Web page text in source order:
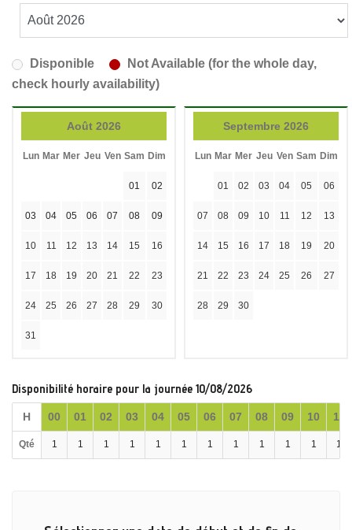
Disponible
Not Available (for the whole day,
check hourly availability)
Août 2026
Lun Mar Mer Jeu Ven Sam Dim
01 02
03 04 05 06 07 08 09
10 11 12 13 14 15 16
17 18 19 20 21 22 23
24 25 26 27 28 29 30
31
Septembre 2026
Lun Mar Mer Jeu Ven Sam Dim
01 02 03 04 05 06
07 08 09 10 11 12 13
14 15 16 17 18 19 20
21 22 23 24 25 26 27
28 29 30
Disponibilité horaire pour la journée 10/08/2026
H 00 01 02 03 04 05 06 07 08 09 10 11
Qté 1 1 1 1 1 1 1 1 1 1 1 1